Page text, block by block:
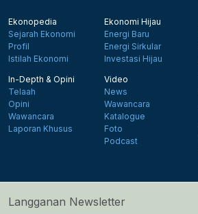
Ekonopedia
Sejarah Ekonomi
Profil
Istilah Ekonomi
Ekonomi Hijau
Energi Baru
Energi Sirkular
Investasi Hijau
In-Depth & Opini
Telaah
Opini
Wawancara
Laporan Khusus
Video
News
Wawancara
Katalogue
Foto
Podcast
Langganan Newsletter